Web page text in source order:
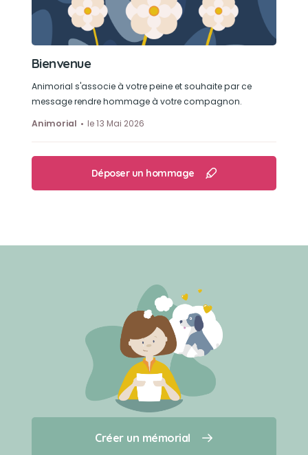
Créer un mémorial
Qui sommes-nous ?
Bienvenue
Animorial s'associe à votre peine et souhaite par ce
message rendre hommage à votre compagnon.
Animorial
le 13 Mai 2026
Déposer un hommage
Créer un mémorial